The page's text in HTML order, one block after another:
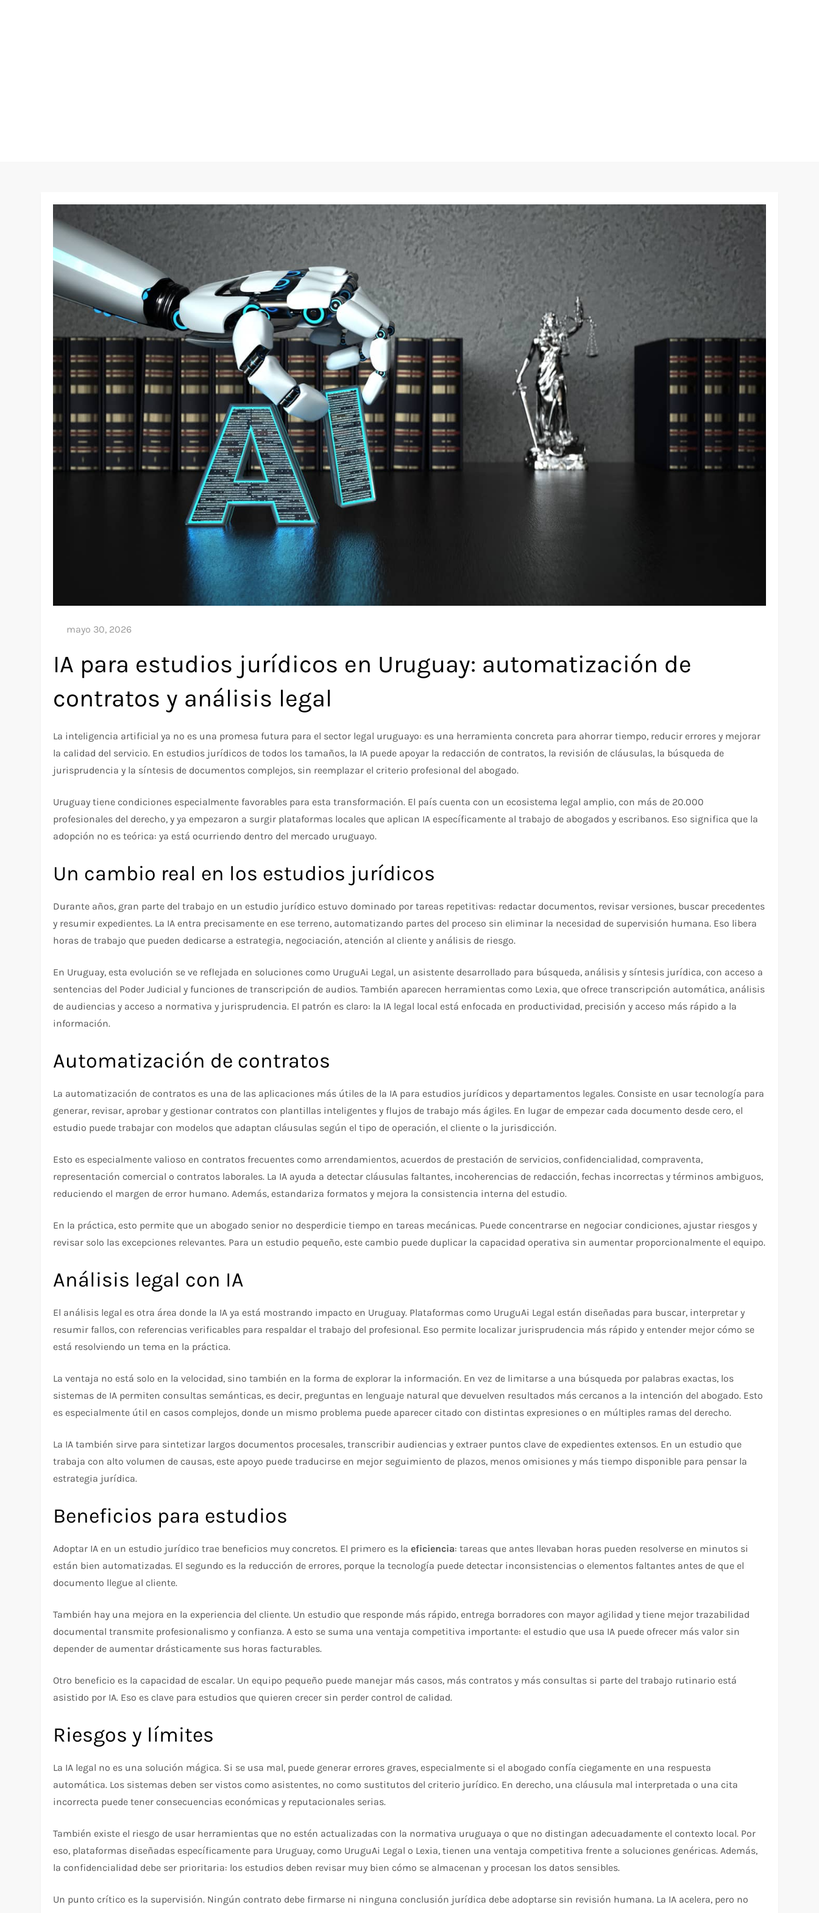
IA para estudios jurídicos en Uruguay: automatización de
contratos y análisis legal
La inteligencia artificial ya no es una promesa futura para el sector legal uruguayo: es una herramienta concreta para ahorrar tiempo, reducir errores y mejorar
la calidad del servicio. En estudios jurídicos de todos los tamaños, la IA puede apoyar la redacción de contratos, la revisión de cláusulas, la búsqueda de
jurisprudencia y la síntesis de documentos complejos, sin reemplazar el criterio profesional del abogado.
Uruguay tiene condiciones especialmente favorables para esta transformación. El país cuenta con un ecosistema legal amplio, con más de 20.000
profesionales del derecho, y ya empezaron a surgir plataformas locales que aplican IA específicamente al trabajo de abogados y escribanos. Eso significa que la
adopción no es teórica: ya está ocurriendo dentro del mercado uruguayo.
Un cambio real en los estudios jurídicos
Durante años, gran parte del trabajo en un estudio jurídico estuvo dominado por tareas repetitivas: redactar documentos, revisar versiones, buscar precedentes
y resumir expedientes. La IA entra precisamente en ese terreno, automatizando partes del proceso sin eliminar la necesidad de supervisión humana. Eso libera
horas de trabajo que pueden dedicarse a estrategia, negociación, atención al cliente y análisis de riesgo.
En Uruguay, esta evolución se ve reflejada en soluciones como UruguAi Legal, un asistente desarrollado para búsqueda, análisis y síntesis jurídica, con acceso a
sentencias del Poder Judicial y funciones de transcripción de audios. También aparecen herramientas como Lexia, que ofrece transcripción automática, análisis
de audiencias y acceso a normativa y jurisprudencia. El patrón es claro: la IA legal local está enfocada en productividad, precisión y acceso más rápido a la
información.
Automatización de contratos
La automatización de contratos es una de las aplicaciones más útiles de la IA para estudios jurídicos y departamentos legales. Consiste en usar tecnología para
generar, revisar, aprobar y gestionar contratos con plantillas inteligentes y flujos de trabajo más ágiles. En lugar de empezar cada documento desde cero, el
estudio puede trabajar con modelos que adaptan cláusulas según el tipo de operación, el cliente o la jurisdicción.
Esto es especialmente valioso en contratos frecuentes como arrendamientos, acuerdos de prestación de servicios, confidencialidad, compraventa,
representación comercial o contratos laborales. La IA ayuda a detectar cláusulas faltantes, incoherencias de redacción, fechas incorrectas y términos ambiguos,
reduciendo el margen de error humano. Además, estandariza formatos y mejora la consistencia interna del estudio.
En la práctica, esto permite que un abogado senior no desperdicie tiempo en tareas mecánicas. Puede concentrarse en negociar condiciones, ajustar riesgos y
revisar solo las excepciones relevantes. Para un estudio pequeño, este cambio puede duplicar la capacidad operativa sin aumentar proporcionalmente el equipo.
Análisis legal con IA
El análisis legal es otra área donde la IA ya está mostrando impacto en Uruguay. Plataformas como UruguAi Legal están diseñadas para buscar, interpretar y
resumir fallos, con referencias verificables para respaldar el trabajo del profesional. Eso permite localizar jurisprudencia más rápido y entender mejor cómo se
está resolviendo un tema en la práctica.
La ventaja no está solo en la velocidad, sino también en la forma de explorar la información. En vez de limitarse a una búsqueda por palabras exactas, los
sistemas de IA permiten consultas semánticas, es decir, preguntas en lenguaje natural que devuelven resultados más cercanos a la intención del abogado. Esto
es especialmente útil en casos complejos, donde un mismo problema puede aparecer citado con distintas expresiones o en múltiples ramas del derecho.
La IA también sirve para sintetizar largos documentos procesales, transcribir audiencias y extraer puntos clave de expedientes extensos. En un estudio que
trabaja con alto volumen de causas, este apoyo puede traducirse en mejor seguimiento de plazos, menos omisiones y más tiempo disponible para pensar la
estrategia jurídica.
Beneficios para estudios
Adoptar IA en un estudio jurídico trae beneficios muy concretos. El primero es laeficiencia: tareas que antes llevaban horas pueden resolverse en minutos si
están bien automatizadas. El segundo es la reducción de errores, porque la tecnología puede detectar inconsistencias o elementos faltantes antes de que el
documento llegue al cliente.
También hay una mejora en la experiencia del cliente. Un estudio que responde más rápido, entrega borradores con mayor agilidad y tiene mejor trazabilidad
documental transmite profesionalismo y confianza. A esto se suma una ventaja competitiva importante: el estudio que usa IA puede ofrecer más valor sin
depender de aumentar drásticamente sus horas facturables.
Otro beneficio es la capacidad de escalar. Un equipo pequeño puede manejar más casos, más contratos y más consultas si parte del trabajo rutinario está
asistido por IA. Eso es clave para estudios que quieren crecer sin perder control de calidad.
Riesgos y límites
La IA legal no es una solución mágica. Si se usa mal, puede generar errores graves, especialmente si el abogado confía ciegamente en una respuesta
automática. Los sistemas deben ser vistos como asistentes, no como sustitutos del criterio jurídico. En derecho, una cláusula mal interpretada o una cita
incorrecta puede tener consecuencias económicas y reputacionales serias.
También existe el riesgo de usar herramientas que no estén actualizadas con la normativa uruguaya o que no distingan adecuadamente el contexto local. Por
eso, plataformas diseñadas específicamente para Uruguay, como UruguAi Legal o Lexia, tienen una ventaja competitiva frente a soluciones genéricas. Además,
la confidencialidad debe ser prioritaria: los estudios deben revisar muy bien cómo se almacenan y procesan los datos sensibles.
Un punto crítico es la supervisión. Ningún contrato debe firmarse ni ninguna conclusión jurídica debe adoptarse sin revisión humana. La IA acelera, pero no